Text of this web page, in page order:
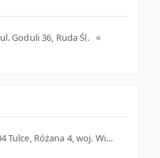
ul. Goduli 36, Ruda Śl.
63-004 Tulce, Różana 4, woj. Wielkopolskie, pow. Poznański, gm. Kleszczewo